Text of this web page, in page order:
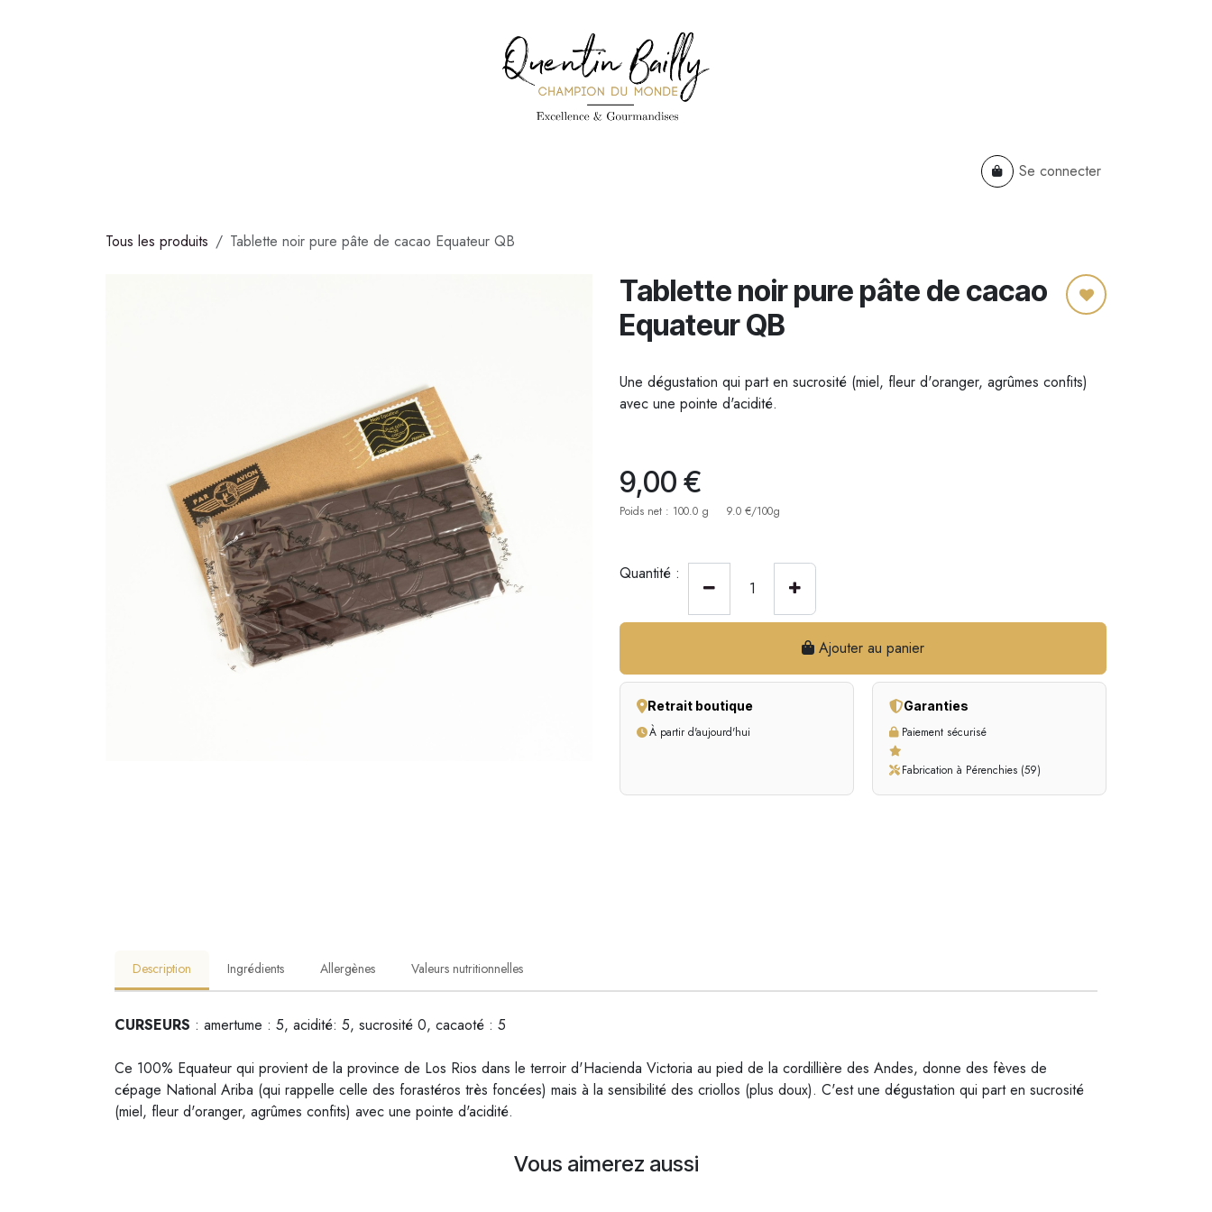
B2B Se connecter
Tous les produits Tablette noir pure pâte de cacao Equateur QB
Tablette noir pure pâte de cacao
Equateur QB
Une dégustation qui part en sucrosité (miel, fleur d'oranger, agrûmes confits)
avec une pointe d'acidité.
9,00 €
Poids net : 100.0 g 9.0 €/100g
Quantité :
Ajouter au panier
Retrait boutique
À partir d'aujourd'hui
Garanties
Paiement sécurisé
Fabrication à Pérenchies (59)
Description Ingrédients Allergènes Valeurs nutritionnelles
CURSEURS : amertume : 5, acidité: 5, sucrosité 0, cacaoté : 5
Ce 100% Equateur qui provient de la province de Los Rios dans le terroir d'Hacienda Victoria au pied de la cordillière des Andes, donne des fèves de
cépage National Ariba (qui rappelle celle des forastéros très foncées) mais à la sensibilité des criollos (plus doux). C'est une dégustation qui part en sucrosité
(miel, fleur d'oranger, agrûmes confits) avec une pointe d'acidité.
Vous aimerez aussi